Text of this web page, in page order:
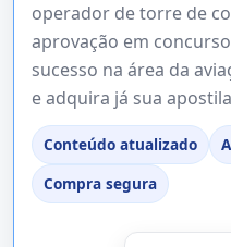
operador de torre de
aprovação em
sucesso na área da
e adquira já sua
Conteúdo atualizado
Compra segura